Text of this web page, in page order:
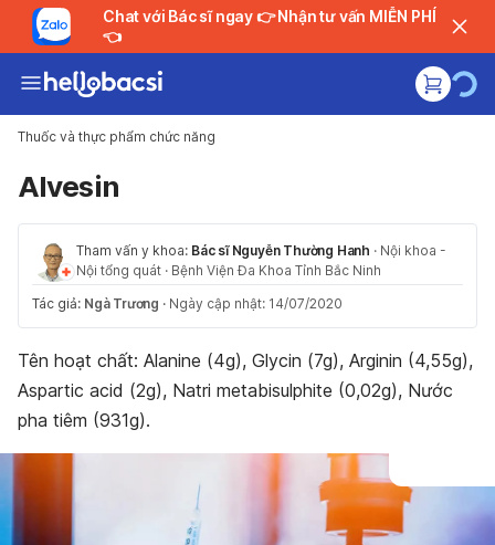
Chat với Bác sĩ ngay 👉 Nhận tư vấn MIỄN PHÍ
👈
Thuốc và thực phẩm chức năng
Alvesin
Tham vấn y khoa: Bác sĩ Nguyễn Thường Hanh · Nội khoa -
Nội tổng quát · Bệnh Viện Đa Khoa Tỉnh Bắc Ninh
Tác giả: Ngà Trương · Ngày cập nhật: 14/07/2020
Tên hoạt chất: Alanine (4g), Glycin (7g), Arginin (4,55g),
Aspartic acid (2g), Natri metabisulphite (0,02g), Nước
pha tiêm (931g).